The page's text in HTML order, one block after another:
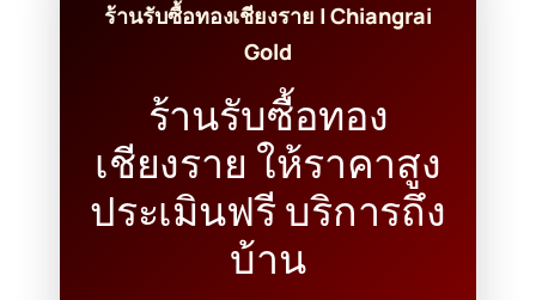
ร้านรับซื้อทองเชียงราย | Chiangrai
Gold
ร้านรับซื้อทอง
เชียงราย ให้ราคาสูง
ประเมินฟรี บริการถึง
บ้าน